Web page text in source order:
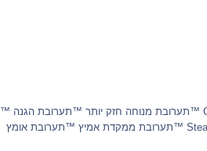
מכילה: שבעה הפעלות 10 מ"ל ייחודיות ™ Thinker ,תערובת מיקוד Calmer ™תערובת מנוחה חזק יותר ™תערובת הגנה ™